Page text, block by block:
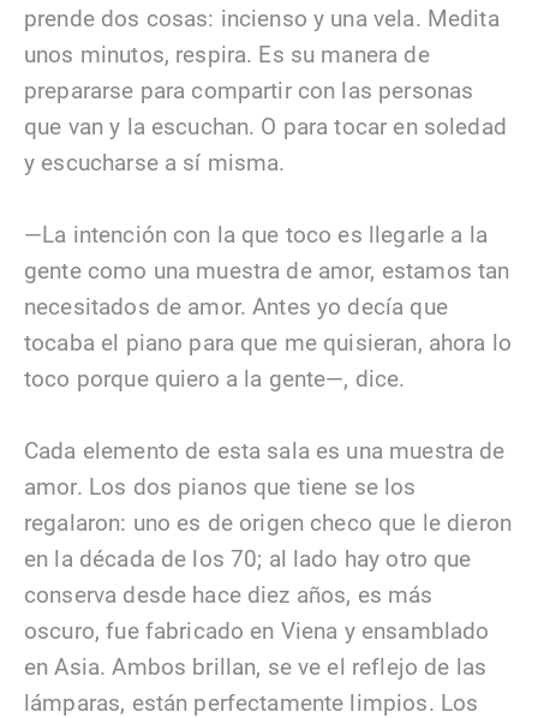
prende dos cosas: incienso y una vela. Medita
unos minutos, respira. Es su manera de
prepararse para compartir con las personas
que van y la escuchan. O para tocar en soledad
y escucharse a sí misma.
—La intención con la que toco es llegarle a la
gente como una muestra de amor, estamos tan
necesitados de amor. Antes yo decía que
tocaba el piano para que me quisieran, ahora lo
toco porque quiero a la gente—, dice.
Cada elemento de esta sala es una muestra de
amor. Los dos pianos que tiene se los
regalaron: uno es de origen checo que le dieron
en la década de los 70; al lado hay otro que
conserva desde hace diez años, es más
oscuro, fue fabricado en Viena y ensamblado
en Asia. Ambos brillan, se ve el reflejo de las
lámparas, están perfectamente limpios. Los